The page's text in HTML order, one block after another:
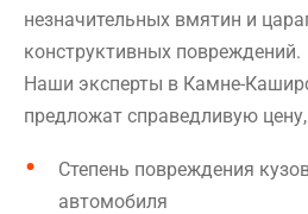
незначительных вмятин и
конструктивных повреждений.
Наши эксперты в Камне-
предложат справедливую
Степень повреждения
автомобиля